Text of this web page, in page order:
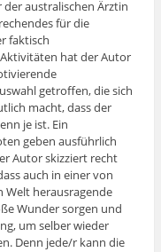
australischen Ärztin
für die
faktisch
hat der Autor
getroffen, die sich
macht, dass der
je ist. Ein
geben ausführlich
Autor skizziert recht
auch in einer von
Welt herausragende
Wunder sorgen und
um selber wieder
Denn jede/r kann die